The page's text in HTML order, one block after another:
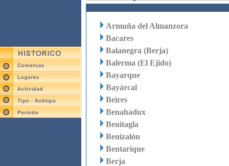
Armuña del Almanzora
Bacares
Balanegra (Berja)
Balerma (El Ejido)
Bayarque
Bayárcal
Beires
Benahadux
Benitagla
Benizalón
Bentarique
Berja